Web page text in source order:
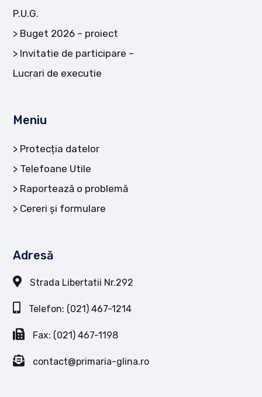
P.U.G.
Buget 2026 – proiect
Invitatie de participare –
Lucrari de executie
Meniu
Protecția datelor
Telefoane Utile
Raportează o problemă
Cereri și formulare
Adresă
Strada Libertatii Nr.292
Telefon: (021) 467-1214
Fax: (021) 467-1198
contact@primaria-glina.ro